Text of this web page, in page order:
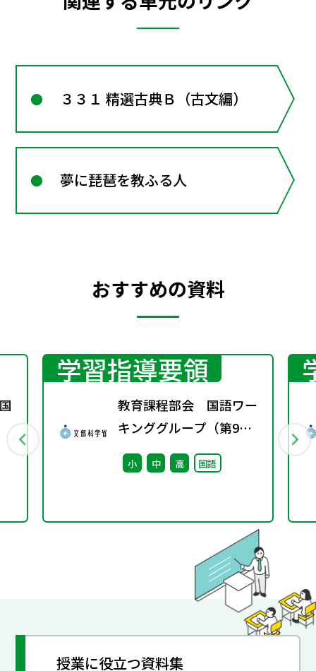
３３１ 精選古典Ｂ（古文編）
夢に琵琶を教ふる人
おすすめの資料
学習指導要領
教育課程部会 国語ワー
キンググループ（第9
回） 配付資料
小 中 高 国語
授業に役立つ資料集